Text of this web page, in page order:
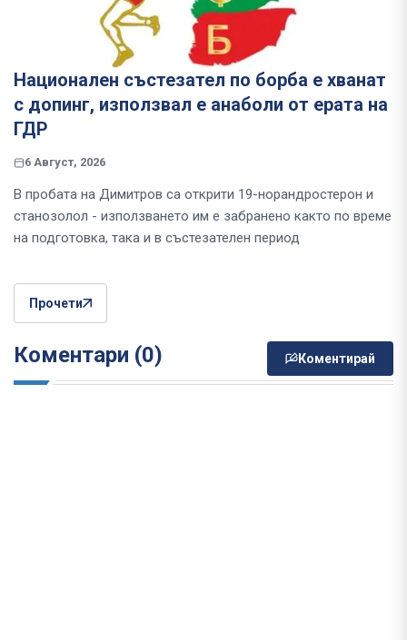
Национален състезател по борба е хванат
с допинг, използвал е анаболи от ерата на
ГДР
6 Август, 2026
В пробата на Димитров са открити 19-норандростерон и
станозолол - използването им е забранено както по време
на подготовка, така и в състезателен период
Прочети
Коментари (0) Коментирай